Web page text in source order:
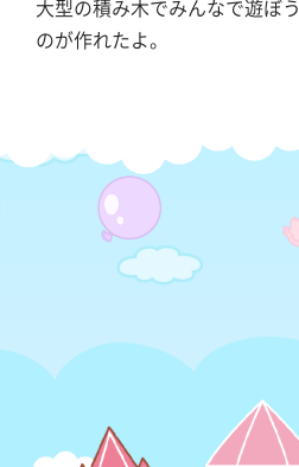
大型の積み木でみんなで遊ぼ
のが作れたよ。